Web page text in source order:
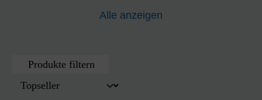
Alle anzeigen
Produkte filtern